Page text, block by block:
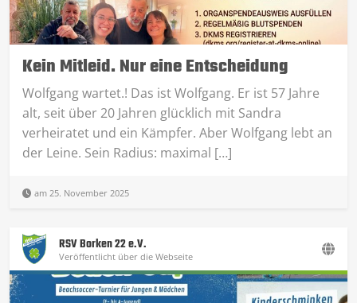
Kein Mitleid. Nur eine Entscheidung
Wolfgang wartet.! Das ist Wolfgang. Er ist 57 Jahre
alt, seit über 20 Jahren glücklich mit Sandra
verheiratet und ein Kämpfer. Aber Wolfgang lebt an
der Leine. Sein Radius: maximal […]
am 25. November 2025
RSV Borken 22 e.V.
Veröffentlicht über die Webseite